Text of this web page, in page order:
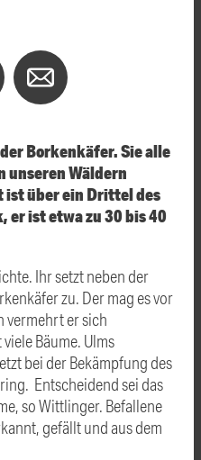
Borkenkäfer. Sie alle
unseren Wäldern
ist über ein Drittel des
ist etwa zu 30 bis 40
Ihr setzt neben der
zu. Der mag es vor
vermehrt er sich
Bäume. Ulms
bei der Bekämpfung des
Entscheidend sei das
so Wittlinger. Befallene
gefällt und aus dem